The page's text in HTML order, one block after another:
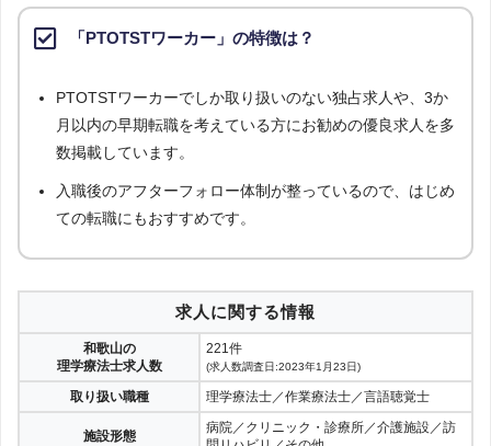
「PTOTSTワーカー」の特徴は？
PTOTSTワーカーでしか取り扱いのない独占求人や、3か
月以内の早期転職を考えている方にお勧めの優良求人を多
数掲載しています。
入職後のアフターフォロー体制が整っているので、はじめ
ての転職にもおすすめです。
求人に関する情報
和歌山の
理学療法士求人数
221件
(求人数調査日:2023年1月23日)
取り扱い職種 理学療法士／作業療法士／言語聴覚士
施設形態
病院／クリニック・診療所／介護施設／訪